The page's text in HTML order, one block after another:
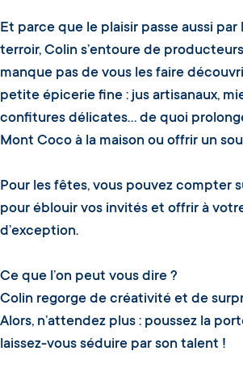
Et parce que le plaisir passe aussi
terroir, Colin s’entoure de
manque pas de vous les faire
petite épicerie fine : jus artisanaux,
confitures délicates… de quoi
Mont Coco à la maison ou offrir un
Pour les fêtes, vous pouvez compter
pour éblouir vos invités et offrir à
d’exception.
Ce que l’on peut vous dire ?
Colin regorge de créativité et de
Alors, n’attendez plus : poussez la
laissez-vous séduire par son talent !